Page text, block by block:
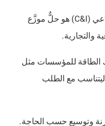
تخزين الطاقة الموزَّع للقطاعين التجاري والصناعي (C&I) هو حلٌّ موزَّع
والتجارية.
الطاقة للمؤسسات مثل
مع الطلب
وتوسيع حسب الحاجة.